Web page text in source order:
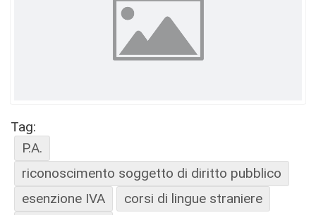
Tag:
P.A.
riconoscimento soggetto di diritto pubblico
esenzione IVA
corsi di lingue straniere